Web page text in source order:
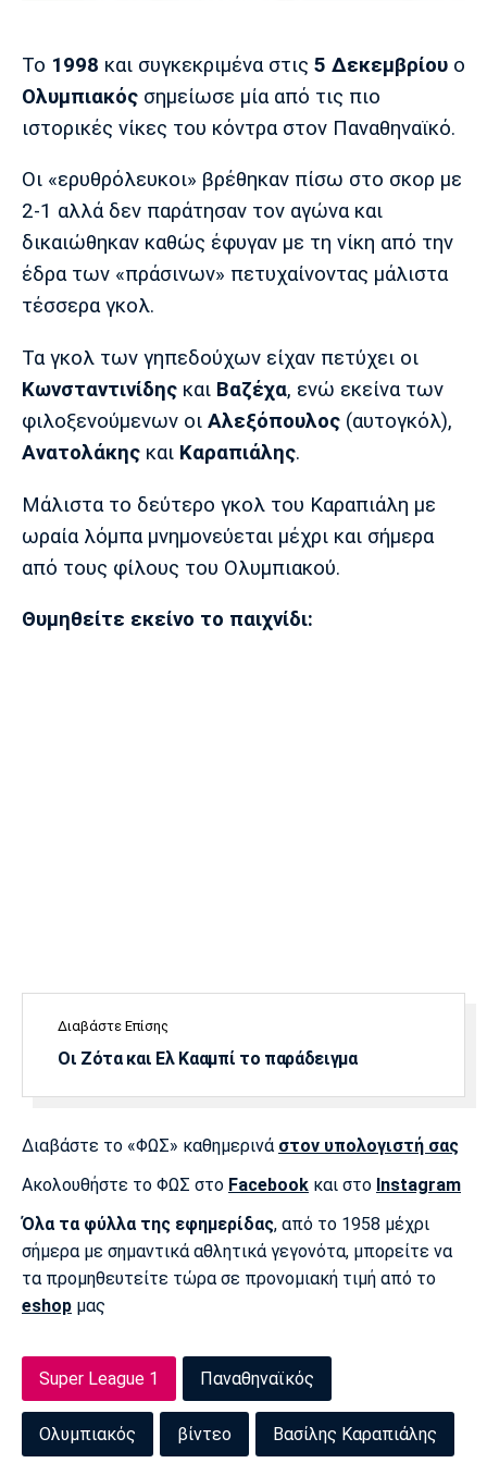
Πολιτισμός
Τραγούδια
Cine Spot
Media
Παρασκήνιο
Πρόγραμμα TV
Ιωνικός Κηφισιά Πανσερραϊκός
Μπαρτσελόνα
Ρεάλ
Μαδρίτης
Ατλέτικο
Μάντσεστερ
Γιουνάιτεντ
Τσέλσι Άρσεναλ
Λίβερπουλ
Μάντσεστερ
Σίτι
Γιουβέντους
Ίντερ Μίλαν
Το 1998 και συγκεκριμένα στις 5 Δεκεμβρίου ο
Ολυμπιακός σημείωσε μία από τις πιο
ιστορικές νίκες του κόντρα στον Παναθηναϊκό.
Οι «ερυθρόλευκοι» βρέθηκαν πίσω στο σκορ με
2-1 αλλά δεν παράτησαν τον αγώνα και
δικαιώθηκαν καθώς έφυγαν με τη νίκη από την
έδρα των «πράσινων» πετυχαίνοντας μάλιστα
τέσσερα γκολ.
Τα γκολ των γηπεδούχων είχαν πετύχει οι
Κωνσταντινίδης και Βαζέχα, ενώ εκείνα των
φιλοξενούμενων οι Αλεξόπουλος (αυτογκόλ),
Ανατολάκης και Καραπιάλης.
Μάλιστα το δεύτερο γκολ του Καραπιάλη με
ωραία λόμπα μνημονεύεται μέχρι και σήμερα
από τους φίλους του Ολυμπιακού.
Θυμηθείτε εκείνο το παιχνίδι:
Διαβάστε Επίσης
Οι Ζότα και Ελ Κααμπί το παράδειγμα
Διαβάστε το «ΦΩΣ» καθημερινά στον υπολογιστή σας
Ακολουθήστε το ΦΩΣ στο Facebook και στο Instagram
Όλα τα φύλλα της εφημερίδας, από το 1958 μέχρι
σήμερα με σημαντικά αθλητικά γεγονότα, μπορείτε να
τα προμηθευτείτε τώρα σε προνομιακή τιμή από το
eshop μας
Super League 1 Παναθηναϊκός
Ολυμπιακός βίντεο Βασίλης Καραπιάλης